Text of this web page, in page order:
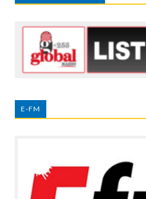
E-FM